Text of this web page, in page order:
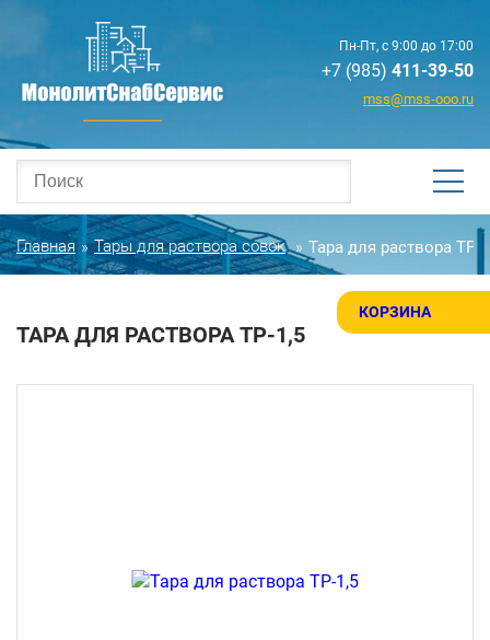
КОРЗИНА
Пн-Пт, с 9:00 до 17:00
+7 (985) 411-39-50
mss@mss-ooo.ru
Главная » Тары для раствора совок » Тара для раствора ТР-
ТАРА ДЛЯ РАСТВОРА ТР-1,5